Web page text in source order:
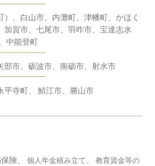
、白山市、内灘町、津幡町、かほく
賀市、七尾市、羽咋市、宝達志水
中能登町
部市、砺波市、南砺市、射水市
平寺町、 鯖江市、勝山市
険、 個人年金積み立て
教育資金等の